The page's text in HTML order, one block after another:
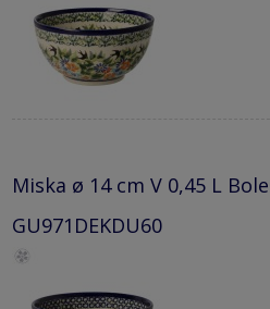
Miska ø 14 cm V 0,45 L
GU971DEKDU60